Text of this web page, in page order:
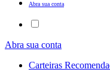
Abra sua conta
Abra sua conta
Carteiras